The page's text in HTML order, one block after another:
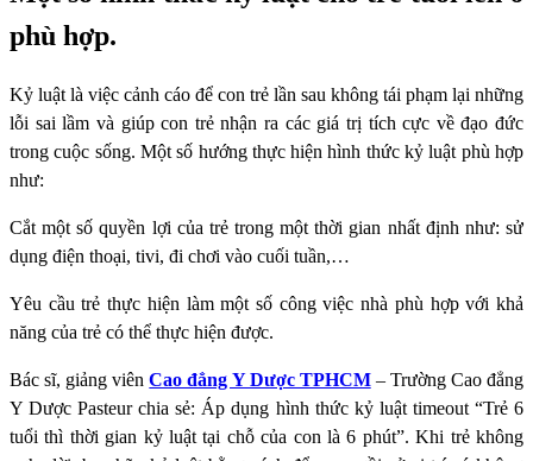
phù hợp.
Kỷ luật là việc cảnh cáo để con trẻ lần sau không tái phạm lại những
lỗi sai lầm và giúp con trẻ nhận ra các giá trị tích cực về đạo đức
trong cuộc sống. Một số hướng thực hiện hình thức kỷ luật phù hợp
như:
Cắt một số quyền lợi của trẻ trong một thời gian nhất định như: sử
dụng điện thoại, tivi, đi chơi vào cuối tuần,…
Yêu cầu trẻ thực hiện làm một số công việc nhà phù hợp với khả
năng của trẻ có thể thực hiện được.
Bác sĩ, giảng viênCao đẳng Y Dược TPHCM– Trường Cao đẳng
Y Dược Pasteur chia sẻ: Áp dụng hình thức kỷ luật timeout “Trẻ 6
tuổi thì thời gian kỷ luật tại chỗ của con là 6 phút”. Khi trẻ không